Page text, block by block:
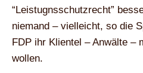
“Leistugnsschutzrecht”
niemand – vielleicht, so die
FDP ihr Klientel – Anwälte –
wollen.